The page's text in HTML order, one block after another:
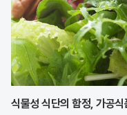
식물성 식단의 함정, 가공